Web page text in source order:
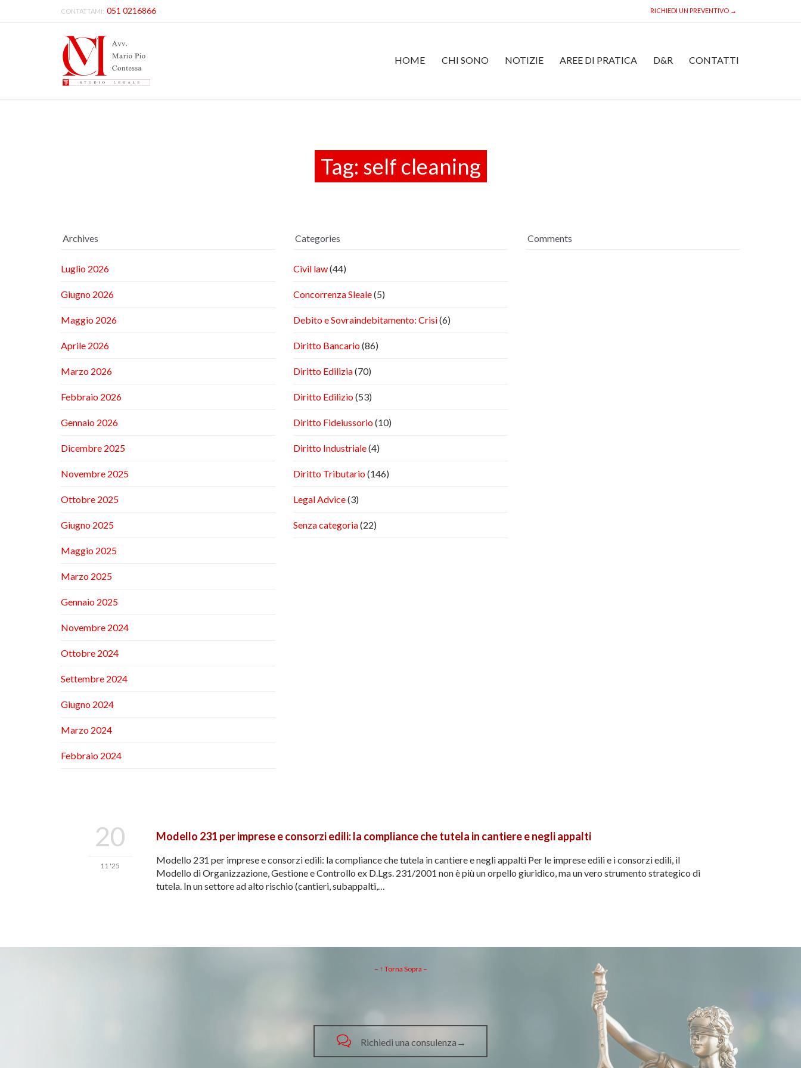
CONTATTAMI: 051 0216866 RICHIEDI UN PREVENTIVO →
HOME CHI SONO NOTIZIE AREE DI PRATICA D&R CONTATTI
Tag: self cleaning
Archives
Luglio 2026
Giugno 2026
Maggio 2026
Aprile 2026
Marzo 2026
Febbraio 2026
Gennaio 2026
Dicembre 2025
Novembre 2025
Ottobre 2025
Giugno 2025
Maggio 2025
Marzo 2025
Gennaio 2025
Novembre 2024
Ottobre 2024
Settembre 2024
Giugno 2024
Marzo 2024
Febbraio 2024
Categories
Civil law(44)
Concorrenza Sleale(5)
Debito e Sovraindebitamento: Crisi(6)
Diritto Bancario(86)
Diritto Edilizia(70)
Diritto Edilizio(53)
Diritto Fideiussorio(10)
Diritto Industriale(4)
Diritto Tributario(146)
Legal Advice(3)
Senza categoria(22)
Comments
20
11 '25
Modello 231 per imprese e consorzi edili: la compliance che tutela in cantiere e negli appalti
Modello 231 per imprese e consorzi edili: la compliance che tutela in cantiere e negli appalti Per le imprese edili e i consorzi edili, il
Modello di Organizzazione, Gestione e Controllo ex D.Lgs. 231/2001 non è più un orpello giuridico, ma un vero strumento strategico di
tutela. In un settore ad alto rischio (cantieri, subappalti,…
– ↑ Torna Sopra –
 Richiedi una consulenza→